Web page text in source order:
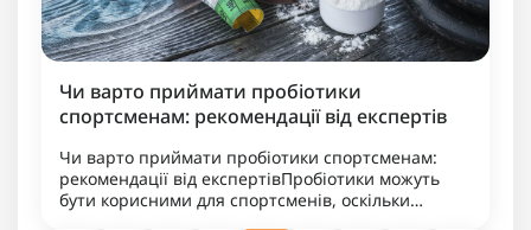
Чи варто приймати пробіотики
спортсменам: рекомендації від експертів
Чи варто приймати пробіотики спортсменам:
рекомендації від експертівПробіотики можуть
бути корисними для спортсменів, оскільки